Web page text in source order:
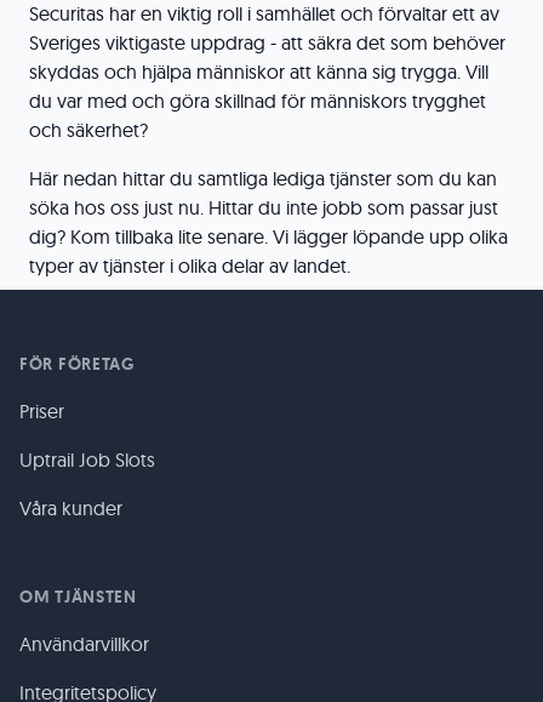
Securitas har en viktig roll i samhället och förvaltar ett av
Sveriges viktigaste uppdrag - att säkra det som behöver
skyddas och hjälpa människor att känna sig trygga. Vill
du var med och göra skillnad för människors trygghet
och säkerhet?
Här nedan hittar du samtliga lediga tjänster som du kan
söka hos oss just nu. Hittar du inte jobb som passar just
dig? Kom tillbaka lite senare. Vi lägger löpande upp olika
typer av tjänster i olika delar av landet.
FÖR FÖRETAG
Priser
Uptrail Job Slots
Våra kunder
OM TJÄNSTEN
Användarvillkor
Integritetspolicy